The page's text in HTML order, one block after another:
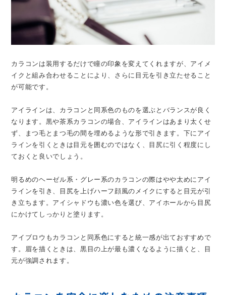
カラコンは装用するだけで瞳の印象を変えてくれますが、アイメ
イクと組み合わせることにより、さらに目元を引き立たせること
が可能です。
アイラインは、カラコンと同系色のものを選ぶとバランスが良く
なります。黒や茶系カラコンの場合、アイラインはあまり太くせ
ず、まつ毛とまつ毛の間を埋めるような形で引きます。下にアイ
ラインを引くときは目元を囲むのではなく、目尻に引く程度にし
ておくと良いでしょう。
明るめのヘーゼル系・グレー系のカラコンの際はやや太めにアイ
ラインを引き、目尻を上げハーフ顔風のメイクにすると目元が引
き立ちます。アイシャドウも濃い色を選び、アイホールから目尻
にかけてしっかりと塗ります。
アイブロウもカラコンと同系色にすると統一感が出ておすすめで
す。眉を描くときは、黒目の上が最も濃くなるように描くと、目
元が強調されます。